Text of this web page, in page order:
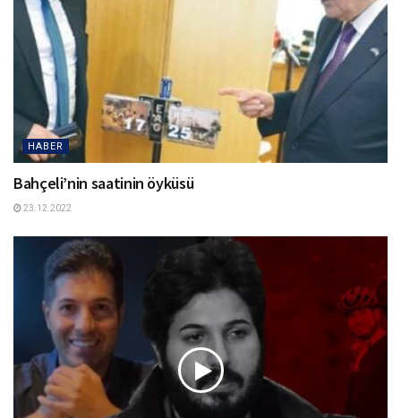
HABER
Bahçeli’nin saatinin öyküsü
23.12.2022